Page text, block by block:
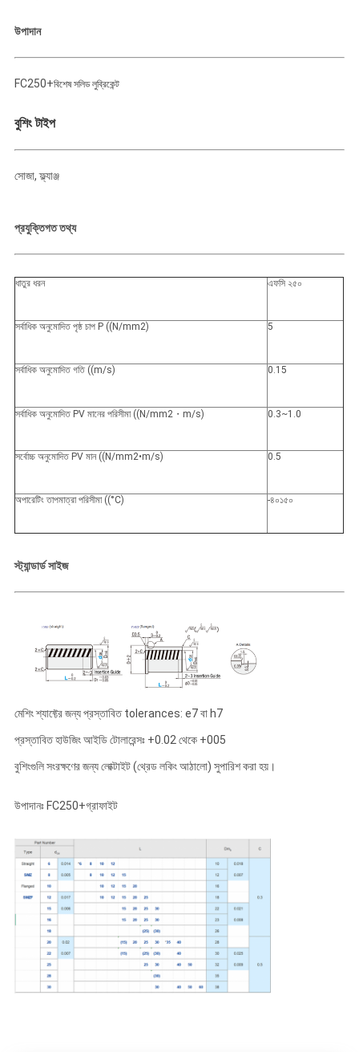
সাইট
ম্যাপ
PRIVACY
POLICY
উপাদান
FC250+বিশেষ সলিড লুব্রিকেন্ট
বুশিং টাইপ
সোজা, ফ্ল্যাঞ্জ
প্রযুক্তিগত তথ্য
ধাতুর ধরন এফসি ২৫০
সর্বাধিক অনুমোদিত পৃষ্ঠ চাপ P ((N/mm2) 5
সর্বাধিক অনুমোদিত গতি ((m/s) 0.15
সর্বাধিক অনুমোদিত PV মানের পরিসীমা ((N/mm2・m/s) 0.3~1.0
সর্বোচ্চ অনুমোদিত PV মান ((N/mm2•m/s) 0.5
অপারেটিং তাপমাত্রা পরিসীমা ((°C) -৪০১৫০
স্ট্যান্ডার্ড সাইজ
মেশিং শ্যাফ্টের জন্য প্রস্তাবিত tolerances: e7 বা h7
প্রস্তাবিত হাউজিং আইডি টোলারেন্সঃ +0.02 থেকে +005
বুশিংগুলি সংরক্ষণের জন্য লোক্টাইট (থ্রেড লকিং আঠালো) সুপারিশ করা হয়।
উপাদানঃ FC250+গ্রাফাইট